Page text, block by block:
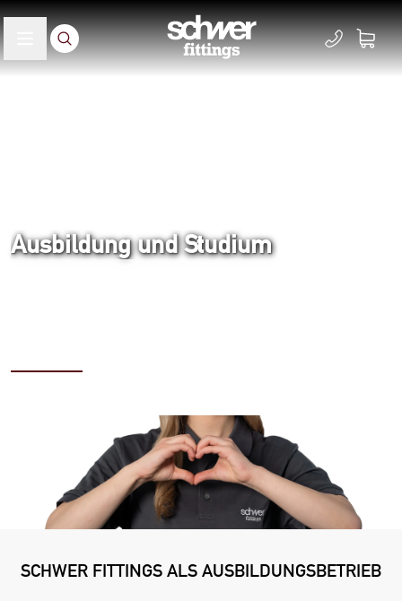
Ausbildung und Studium
SCHWER FITTINGS ALS AUSBILDUNGSBETRIEB